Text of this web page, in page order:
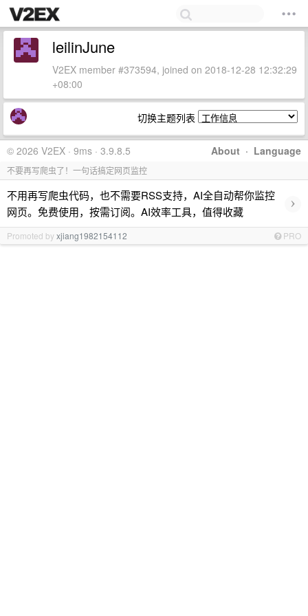
leilinJune
V2EX member #373594, joined on 2018-12-28 12:32:29
+08:00
切换主题列表
About · Language
© 2026 V2EX · 9ms · 3.9.8.5
不要再写爬虫了！一句话搞定网页监控
不用再写爬虫代码，也不需要RSS支持，AI全自动帮你监控
网页。免费使用，按需订阅。AI效率工具，值得收藏
›
Promoted byxjiang1982154112 PRO